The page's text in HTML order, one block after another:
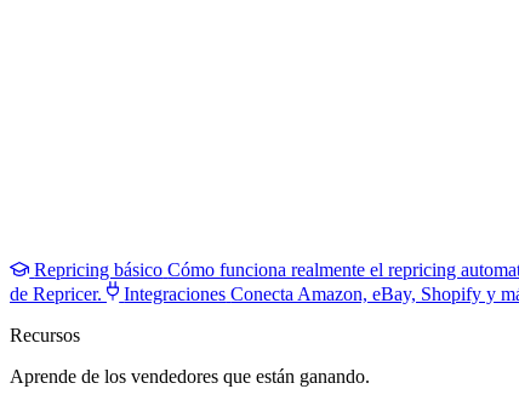
Repricing básico Cómo funciona realmente el repricing
de Repricer.
Integraciones Conecta Amazon, eBay, Shopify y
Recursos
Aprende de los vendedores que están ganando.